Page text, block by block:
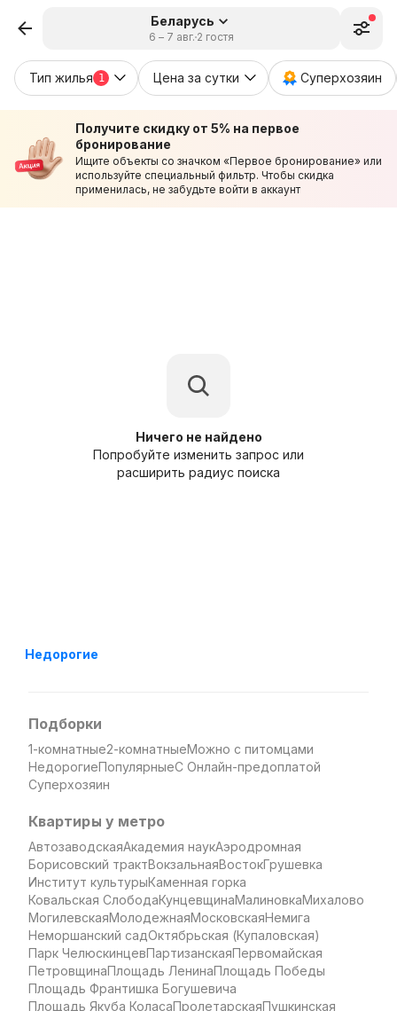
Беларусь
6 – 7 авг. 2 гостя
Тип жилья 1 Цена за сутки Суперхозяин
Получите скидку от 5% на первое
бронирование
Ищите объекты со значком «Первое бронирование» или
используйте специальный фильтр. Чтобы скидка
применилась, не забудьте войти в аккаунт
Ничего не найдено
Попробуйте изменить запрос или
расширить радиус поиска
Недорогие
Подборки
1-комнатные2-комнатныеМожно с питомцами
НедорогиеПопулярныеС Онлайн-предоплатой
Суперхозяин
Квартиры у метро
АвтозаводскаяАкадемия наукАэродромная
Борисовский трактВокзальнаяВостокГрушевка
Институт культурыКаменная горка
Ковальская СлободаКунцевщинаМалиновкаМихалово
МогилевскаяМолодежнаяМосковскаяНемига
Неморшанский садОктябрьская (Купаловская)
Парк ЧелюскинцевПартизанскаяПервомайская
ПетровщинаПлощадь ЛенинаПлощадь Победы
Площадь Франтишка Богушевича
Площадь Якуба КоласаПролетарскаяПушкинская